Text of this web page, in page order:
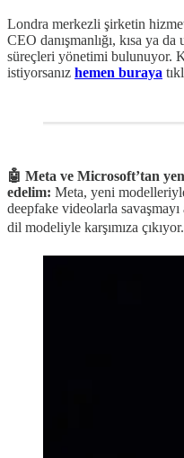
Londra merkezli şirketin
CEO danışmanlığı, kısa ya
süreçleri yönetimi bulunuyor.
istiyorsanız hemen buraya
🤖 Meta ve Microsoft’tan
edelim: Meta, yeni
deepfake videolarla
dil modeliyle karşımıza çıkıyor.